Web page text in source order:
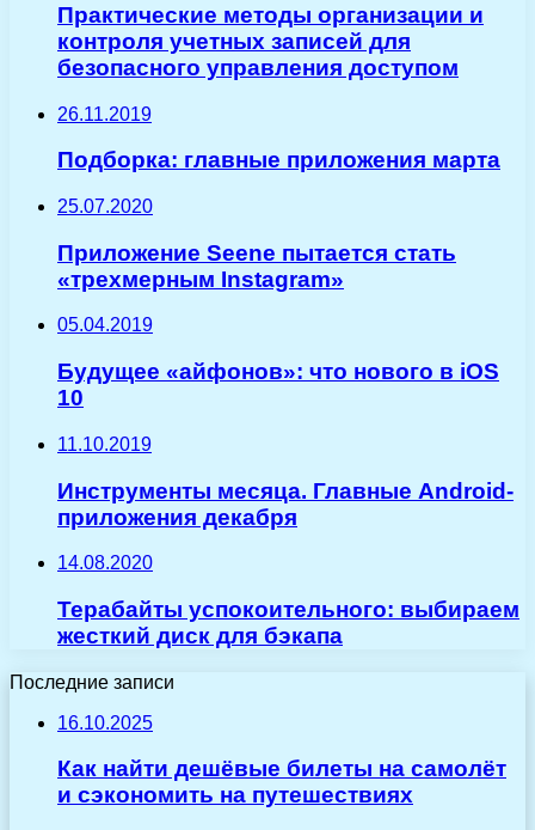
Практические методы организации и
контроля учетных записей для
безопасного управления доступом
26.11.2019
Подборка: главные приложения марта
25.07.2020
Приложение Seene пытается стать
«трехмерным Instagram»
05.04.2019
Будущее «айфонов»: что нового в iOS
10
11.10.2019
Инструменты месяца. Главные Android-
приложения декабря
14.08.2020
Терабайты успокоительного: выбираем
жесткий диск для бэкапа
Последние записи
16.10.2025
Как найти дешёвые билеты на самолёт
и сэкономить на путешествиях